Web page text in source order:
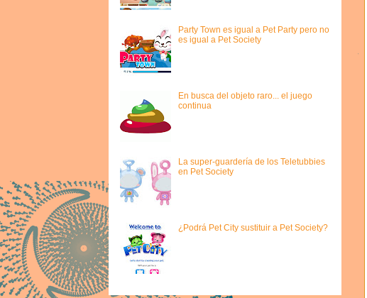
Party Town es igual a Pet Party pero no
es igual a Pet Society
En busca del objeto raro... el juego
continua
La super-guardería de los Teletubbies
en Pet Society
¿Podrá Pet City sustituir a Pet Society?